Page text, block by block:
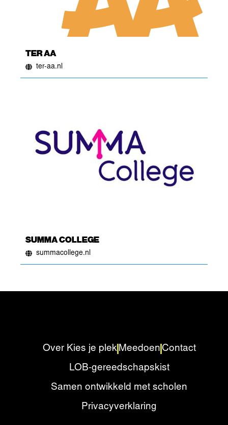
TER AA
ter-aa.nl
SUMMA COLLEGE
summacollege.nl
Over Kies je plek Meedoen Contact
LOB-gereedschapskist
Samen ontwikkeld met scholen
Privacyverklaring